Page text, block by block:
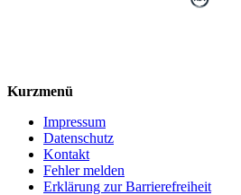
Kurzmenü
Impressum
Datenschutz
Kontakt
Fehler melden
Erklärung zur Barrierefreiheit